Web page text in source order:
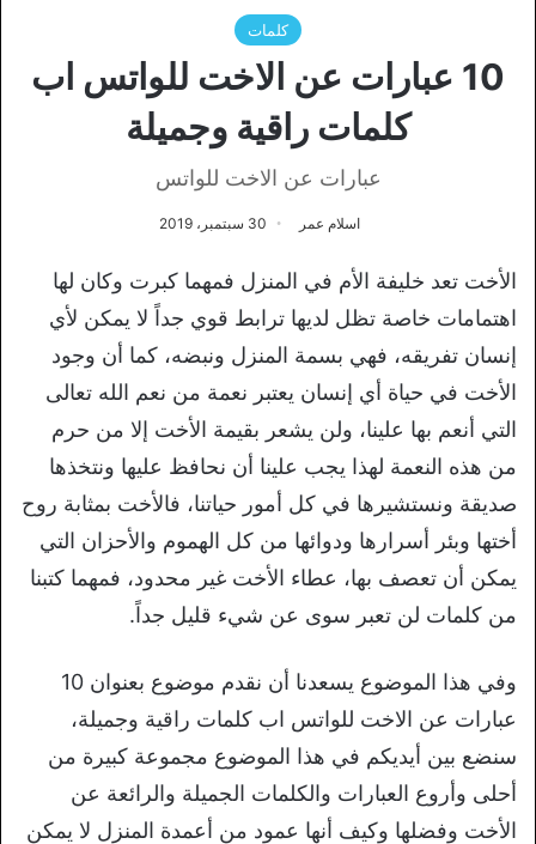
كلمات
10 عبارات عن الاخت للواتس اب
كلمات راقية وجميلة
عبارات عن الاخت للواتس
اسلام عمر 30 سبتمبر، 2019
الأخت تعد خليفة الأم في المنزل فمهما كبرت وكان لها
اهتمامات خاصة تظل لديها ترابط قوي جداً لا يمكن لأي
إنسان تفريقه، فهي بسمة المنزل ونبضه، كما أن وجود
الأخت في حياة أي إنسان يعتبر نعمة من نعم الله تعالى
التي أنعم بها علينا، ولن يشعر بقيمة الأخت إلا من حرم
من هذه النعمة لهذا يجب علينا أن نحافظ عليها ونتخذها
صديقة ونستشيرها في كل أمور حياتنا، فالأخت بمثابة روح
أختها وبئر أسرارها ودوائها من كل الهموم والأحزان التي
يمكن أن تعصف بها، عطاء الأخت غير محدود، فمهما كتبنا
من كلمات لن تعبر سوى عن شيء قليل جداً.
وفي هذا الموضوع يسعدنا أن نقدم موضوع بعنوان 10
عبارات عن الاخت للواتس اب كلمات راقية وجميلة،
سنضع بين أيديكم في هذا الموضوع مجموعة كبيرة من
أحلى وأروع العبارات والكلمات الجميلة والرائعة عن
الأخت وفضلها وكيف أنها عمود من أعمدة المنزل لا يمكن